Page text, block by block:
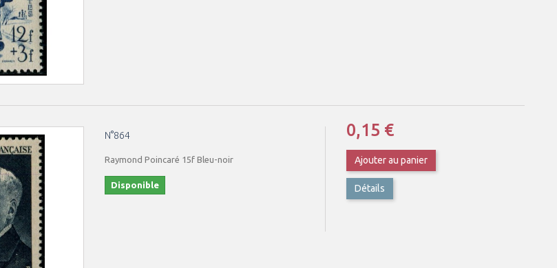
N°864
Raymond Poincaré 15f Bleu-noir
Disponible
0,15 €
Ajouter au panier
Détails